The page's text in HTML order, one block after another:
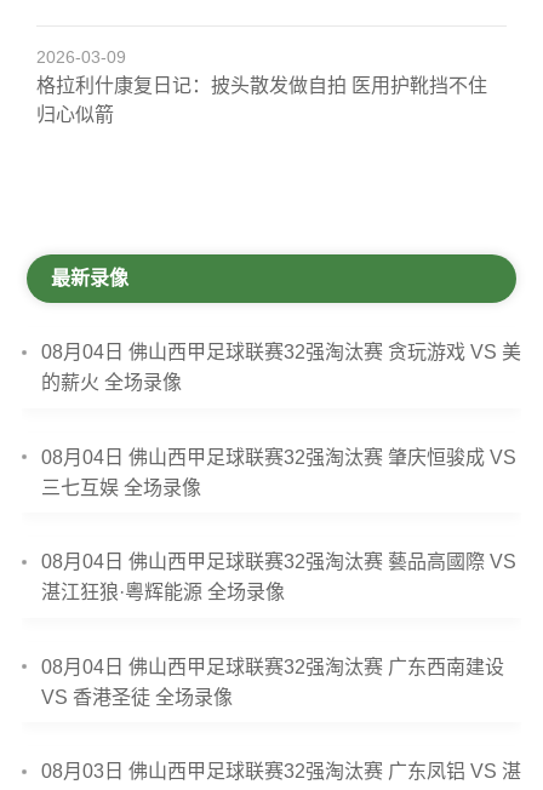
2026-03-09
格拉利什康复日记：披头散发做自拍 医用护靴挡不住
归心似箭
最新录像
08月04日 佛山西甲足球联赛32强淘汰赛 贪玩游戏 VS 美
的薪火 全场录像
08月04日 佛山西甲足球联赛32强淘汰赛 肇庆恒骏成 VS
三七互娱 全场录像
08月04日 佛山西甲足球联赛32强淘汰赛 藝品高國際 VS
湛江狂狼·粵辉能源 全场录像
08月04日 佛山西甲足球联赛32强淘汰赛 广东西南建设
VS 香港圣徒 全场录像
08月03日 佛山西甲足球联赛32强淘汰赛 广东凤铝 VS 湛